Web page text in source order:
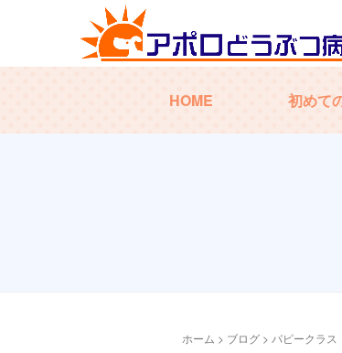
HOME 初めて
ホーム > ブログ > パピークラス